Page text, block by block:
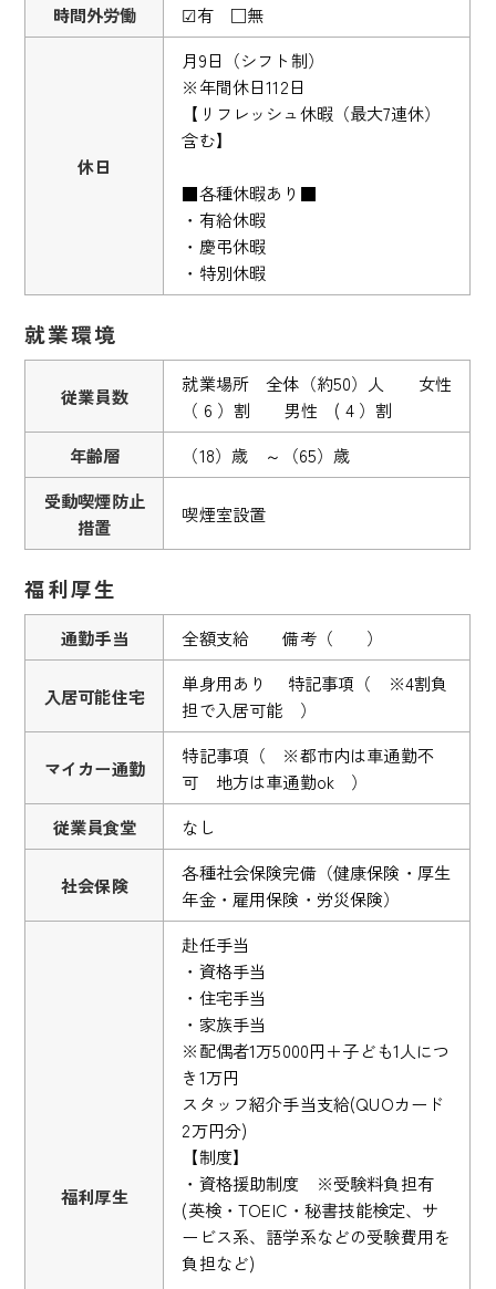
時間外労働
☑有 □無
休日
月9日（シフト制）
※年間休日112日
【リフレッシュ休暇（最大7連休）
含む】
■各種休暇あり■
・有給休暇
・慶弔休暇
・特別休暇
就業環境
従業員数
就業場所 全体（約50）人 女性
（ 6 ）割 男性 ( 4 ）割
年齢層
（18）歳 ～（65）歳
受動喫煙防止
措置
喫煙室設置
福利厚生
通勤手当 全額支給 備考（ ）
入居可能住宅
単身用あり 特記事項（ ※4割負
担で入居可能 ）
マイカー通勤
特記事項（ ※都市内は車通勤不
可 地方は車通勤ok ）
従業員食堂
なし
社会保険
各種社会保険完備（健康保険・厚生
年金・雇用保険・労災保険）
福利厚生
赴任手当
・資格手当
・住宅手当
・家族手当
※配偶者1万5000円＋子ども1人につ
き1万円
スタッフ紹介手当支給(QUOカード
2万円分)
【制度】
・資格援助制度 ※受験料負担有
(英検・TOEIC・秘書技能検定、サ
ービス系、語学系などの受験費用を
負担など)